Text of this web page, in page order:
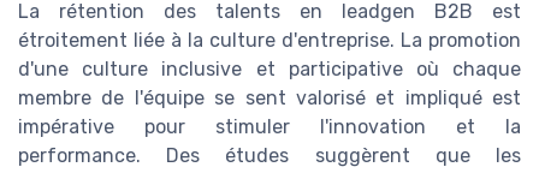
La rétention des talents en leadgen B2B est
étroitement liée à la culture d'entreprise. La promotion
d'une culture inclusive et participative où chaque
membre de l'équipe se sent valorisé et impliqué est
impérative pour stimuler l'innovation et la
performance. Des études suggèrent que les